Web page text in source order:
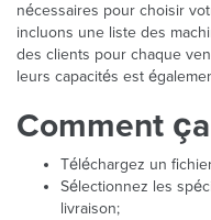
nécessaires pour choisir
incluons une liste des
des clients pour chaque
leurs capacités est
Comment
Téléchargez un
Sélectionnez les
livraison;